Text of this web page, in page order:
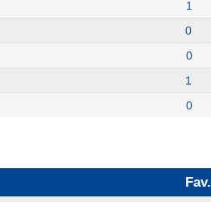
1
0
0
1
0
Fav.